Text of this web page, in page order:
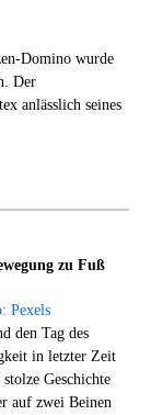
Domino wurde
Der
anlässlich seines
zu Fuß
den Tag des
in letzter Zeit
Geschichte
auf zwei Beinen